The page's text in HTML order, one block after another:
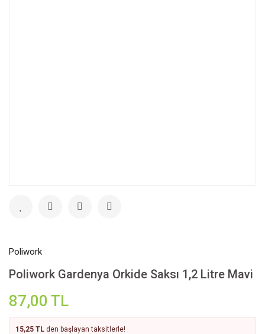
Poliwork
Poliwork Gardenya Orkide Saksı 1,2 Litre Mavi
87,00 TL
15,25 TL den başlayan taksitlerle!